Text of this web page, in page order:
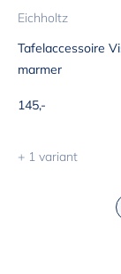
Eichholtz
Tafelaccessoire
marmer
Aanbiedingsprijs
145,-
+ 1 variant